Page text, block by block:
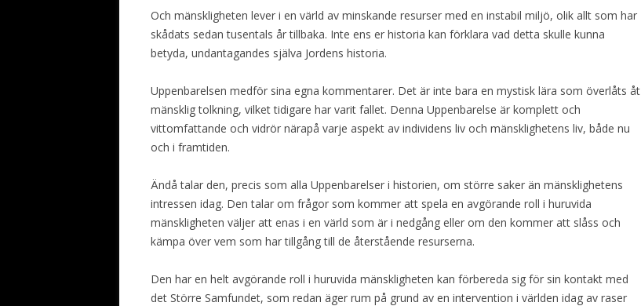
Och mänskligheten lever i en värld av minskande resurser med en instabil miljö, olik allt som har
skådats sedan tusentals år tillbaka. Inte ens er historia kan förklara vad detta skulle kunna
betyda, undantagandes själva Jordens historia.
Uppenbarelsen medför sina egna kommentarer. Det är inte bara en mystisk lära som överlåts åt
mänsklig tolkning, vilket tidigare har varit fallet. Denna Uppenbarelse är komplett och
vittomfattande och vidrör närapå varje aspekt av individens liv och mänsklighetens liv, både nu
och i framtiden.
Ändå talar den, precis som alla Uppenbarelser i historien, om större saker än mänsklighetens
intressen idag. Den talar om frågor som kommer att spela en avgörande roll i huruvida
mänskligheten väljer att enas i en värld som är i nedgång eller om den kommer att slåss och
kämpa över vem som har tillgång till de återstående resurserna.
Den har en helt avgörande roll i huruvida mänskligheten kan förbereda sig för sin kontakt med
det Större Samfundet, som redan äger rum på grund av en intervention i världen idag av raser